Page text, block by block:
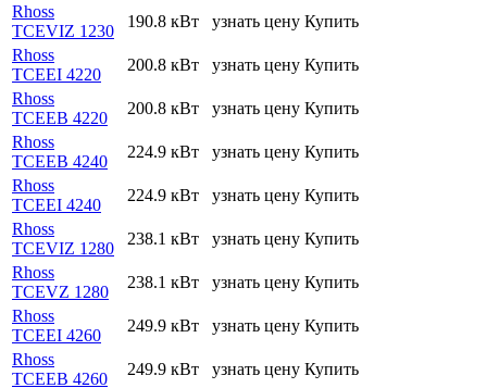
Rhoss
TCEVIZ 1230
190.8 кВт узнать цену Купить
Rhoss
TCEEI 4220
200.8 кВт узнать цену Купить
Rhoss
TCEEB 4220
200.8 кВт узнать цену Купить
Rhoss
TCEEB 4240
224.9 кВт узнать цену Купить
Rhoss
TCEEI 4240
224.9 кВт узнать цену Купить
Rhoss
TCEVIZ 1280
238.1 кВт узнать цену Купить
Rhoss
TCEVZ 1280
238.1 кВт узнать цену Купить
Rhoss
TCEEI 4260
249.9 кВт узнать цену Купить
Rhoss
TCEEB 4260
249.9 кВт узнать цену Купить